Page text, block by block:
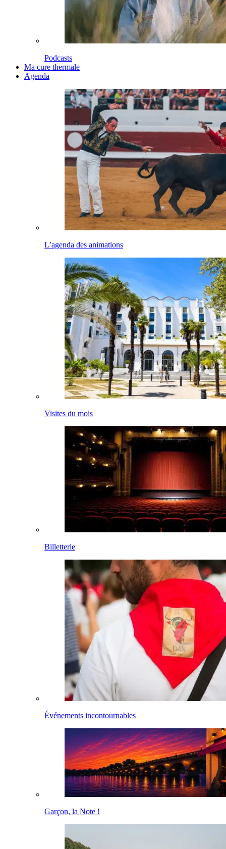
Podcasts
Ma cure thermale
Agenda
L’agenda des animations
Visites du mois
Billetterie
Événements incontournables
Garçon, la Note !